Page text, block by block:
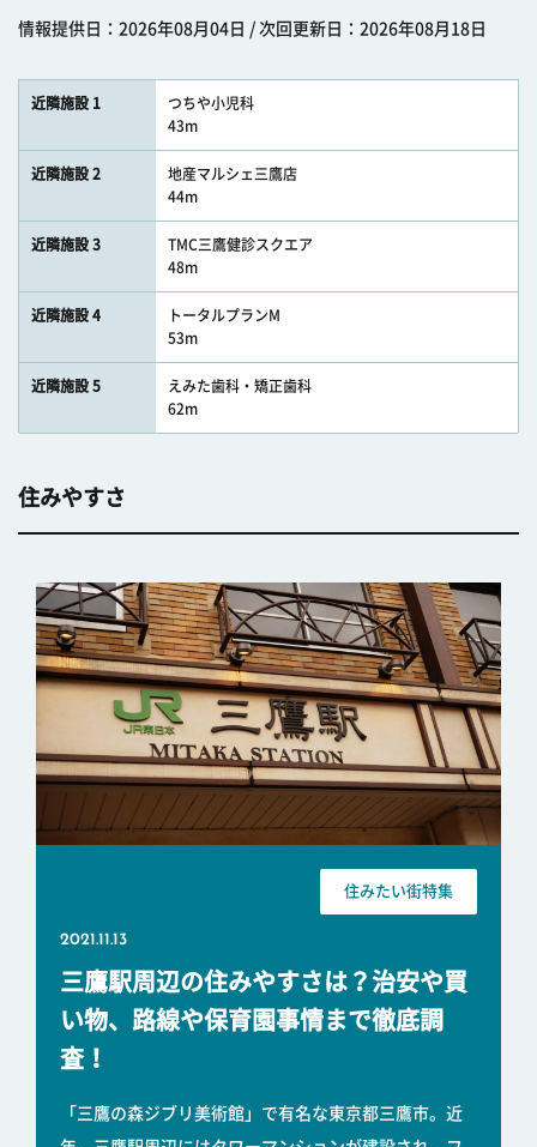
情報提供日：2026年08月04日 / 次回更新日：2026年08月18日
近隣施設 1
つちや小児科
43m
近隣施設 2
地産マルシェ三鷹店
44m
近隣施設 3
TMC三鷹健診スクエア
48m
近隣施設 4
トータルプランM
53m
近隣施設 5
えみた歯科・矯正歯科
62m
住みやすさ
住みたい街特集
2021.11.13
三鷹駅周辺の住みやすさは？治安や買
い物、路線や保育園事情まで徹底調
査！
「三鷹の森ジブリ美術館」で有名な東京都三鷹市。近